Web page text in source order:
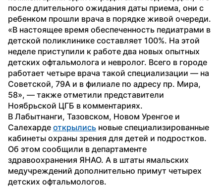
после длительного ожидания даты приема, они с
ребенком прошли врача в порядке живой очереди.
«В настоящее время обеспеченность педиатрами в
детской поликлинике составляет 100%. На этой
неделе приступили к работе два новых опытных
детских офтальмолога и невролог. Всего в городе
работает четыре врача такой специализации — на
Советской, 79А и в филиале по адресу пр. Мира,
58», — также отметили представители
Ноябрьской ЦГБ в комментариях.
В Лабытнанги, Тазовском, Новом Уренгое и
Салехарде открылись новые специализированные
кабинеты охраны зрения для детей и подростков.
Об этом сообщили в департаменте
здравоохранения ЯНАО. А в штаты ямальских
медучреждений дополнительно примут четырех
детских офтальмологов.